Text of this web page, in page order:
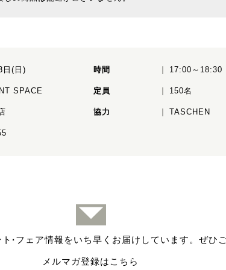
日(日) 時間 17:00～18:30
SPACE 定員 150名
協力 TASCHEN
·フェア情報をいち早くお届けしています。ぜひ
メルマガ登録はこちら